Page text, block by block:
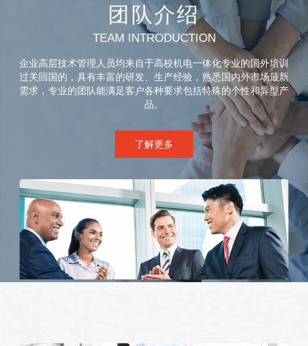
团队介绍
TEAM INTRODUCTION
企业高层技术管理人员均来自于高校机电一体化专业的国外培训
过关回国的，具有丰富的研发、生产经验，熟悉国内外市场最新
需求，专业的团队能满足客户各种要求包括特殊的个性和异型产
品。
了解更多